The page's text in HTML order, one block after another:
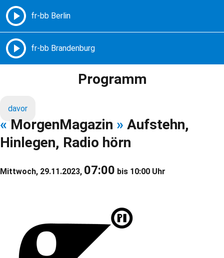
Freie Radios – Berlin Brandenburg
Programm
davor
« MorgenMagazin » Aufstehn,
Hinlegen, Radio hörn
Mittwoch, 29.11.2023, 07:00 bis 10:00 Uhr